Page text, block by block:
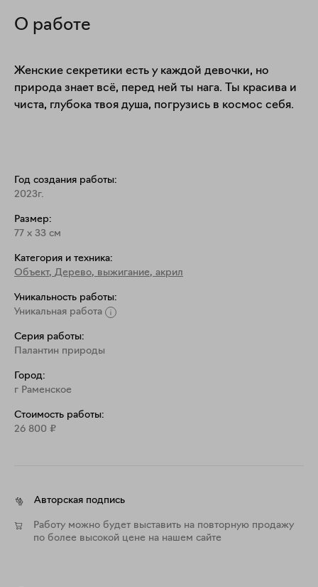
О работе
Женские секретики есть у каждой девочки, но
природа знает всё, перед ней ты нага. Ты красива и
чиста, глубока твоя душа, погрузись в космос себя.
Год создания работы:
2023г.
Размер:
77 x 33 см
Категория и техника:
Объект, Дерево, выжигание, акрил
Уникальность работы:
Уникальная работа
Серия работы:
Палантин природы
Город:
г Раменское
Стоимость работы:
26 800 ₽
Авторская подпись
Работу можно будет выставить на повторную продажу
по более высокой цене на нашем сайте